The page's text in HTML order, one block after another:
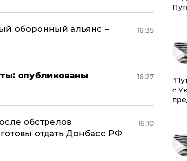
оборонный альянс –
16:35
опубликованы
16:27
обстрелов
отдать Донбасс РФ
16:10
с